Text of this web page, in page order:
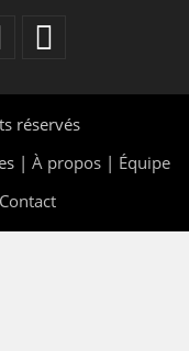
réservés
| À propos | Équipe
Contact